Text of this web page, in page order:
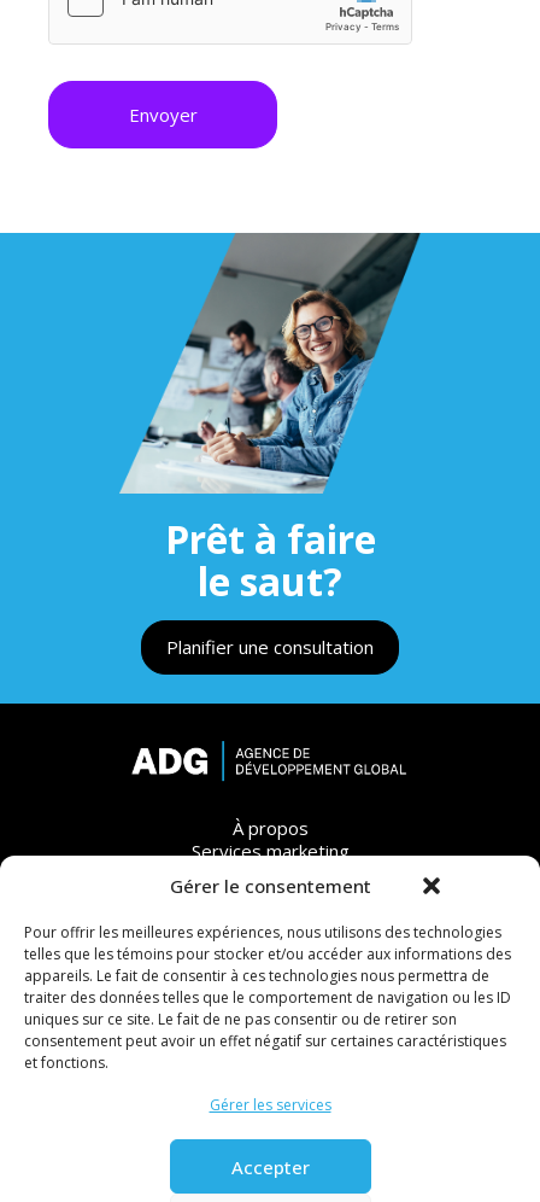
Gérer le consentement
Pour offrir les meilleures expériences, nous utilisons des technologies
telles que les témoins pour stocker et/ou accéder aux informations des
appareils. Le fait de consentir à ces technologies nous permettra de
traiter des données telles que le comportement de navigation ou les ID
uniques sur ce site. Le fait de ne pas consentir ou de retirer son
consentement peut avoir un effet négatif sur certaines caractéristiques
et fonctions.
Gérer les services
Accepter
Prêt à faire
le saut?
Planifier une consultation
À propos
Services marketing
Blogue
1266, rue du Phénix
Sherbrooke (Québec) J1R 0J9
Tél . : 819 200-0834